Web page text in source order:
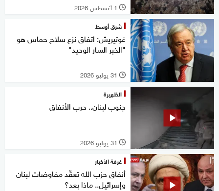
l 1 أغسطس 2026
شرق أوسط
غوتيريش: اتفاق نزع سلاح حماس هو
"الخبر السار الوحيد"
l 31 يوليو 2026
الظهيرة
جنوب لبنان.. حرب الأنفاق
l 31 يوليو 2026
غرفة الأخبار
أنفاق حزب الله تعقّد مفاوضات لبنان
وإسرائيل.. ماذا بعد؟